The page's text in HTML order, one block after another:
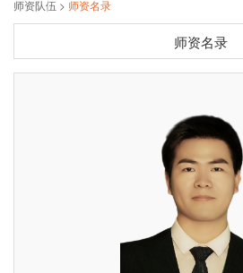
师资队伍 > 师资名录
师资名录